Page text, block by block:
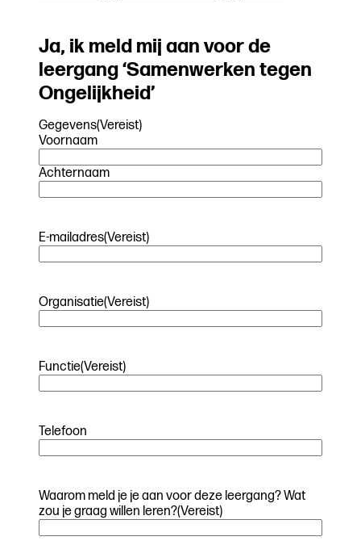
Ja, ik meld mij aan voor de
leergang ‘Samenwerken tegen
Ongelijkheid’
Gegevens(Vereist)
Voornaam
Achternaam
E-mailadres(Vereist)
Organisatie(Vereist)
Functie(Vereist)
Telefoon
Waarom meld je je aan voor deze leergang? Wat
zou je graag willen leren?(Vereist)